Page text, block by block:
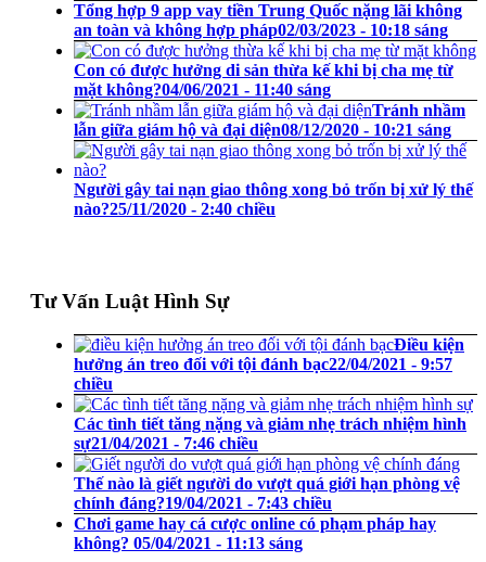
Tổng hợp 9 app vay tiền Trung Quốc nặng lãi không
an toàn và không hợp pháp02/03/2023 - 10:18 sáng
Con có được hưởng di sản thừa kế khi bị cha mẹ từ
mặt không?04/06/2021 - 11:40 sáng
Tránh nhầm
lẫn giữa giám hộ và đại diện08/12/2020 - 10:21 sáng
Người gây tai nạn giao thông xong bỏ trốn bị xử lý thế
nào?25/11/2020 - 2:40 chiều
Tư Vấn Luật Hình Sự
Điều kiện
hưởng án treo đối với tội đánh bạc22/04/2021 - 9:57
chiều
Các tình tiết tăng nặng và giảm nhẹ trách nhiệm hình
sự21/04/2021 - 7:46 chiều
Thế nào là giết người do vượt quá giới hạn phòng vệ
chính đáng?19/04/2021 - 7:43 chiều
Chơi game hay cá cược online có phạm pháp hay
không? 05/04/2021 - 11:13 sáng